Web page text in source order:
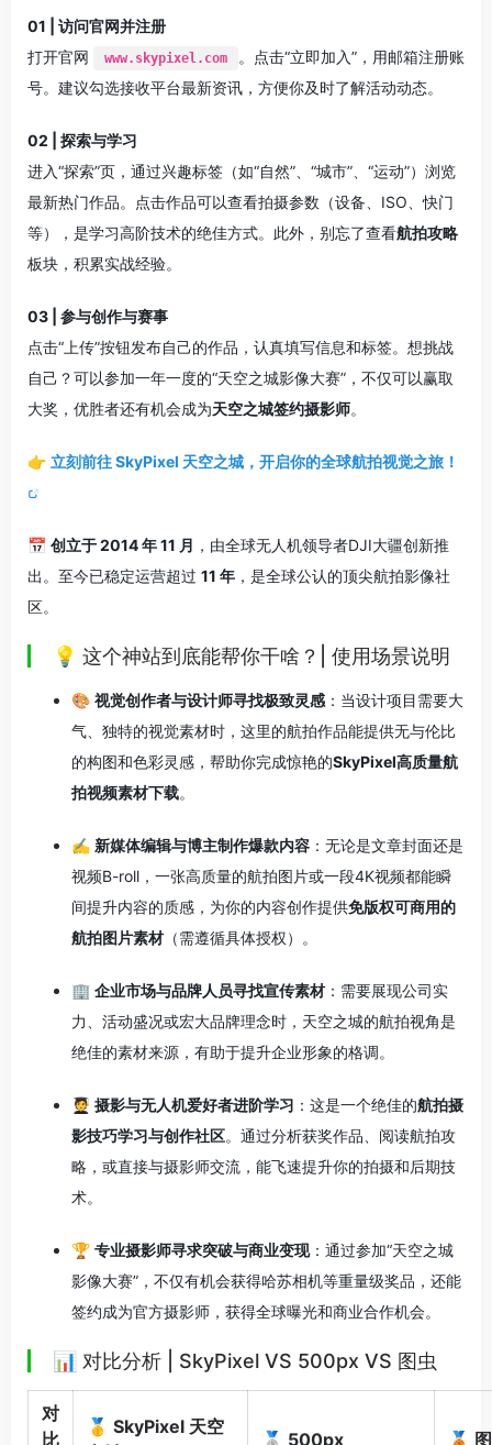
01 | 访问官网并注册
打开官网
www.skypixel.com
。点击“立即加入”，用邮箱注册账
号。建议勾选接收平台最新资讯，方便你及时了解活动动态。
02 | 探索与学习
进入“探索”页，通过兴趣标签（如“自然”、“城市”、“运动”）浏览
最新热门作品。点击作品可以查看拍摄参数（设备、ISO、快门
等），是学习高阶技术的绝佳方式。此外，别忘了查看航拍攻略
板块，积累实战经验。
03 | 参与创作与赛事
点击“上传”按钮发布自己的作品，认真填写信息和标签。想挑战
自己？可以参加一年一度的“天空之城影像大赛”，不仅可以赢取
大奖，优胜者还有机会成为天空之城签约摄影师。
👉 立刻前往 SkyPixel 天空之城，开启你的全球航拍视觉之旅！
📅 创立于 2014 年 11 月 ，由全球无人机领导者DJI大疆创新推
出 。至今已稳定运营超过 11 年 ，是全球公认的顶尖航拍影像社
区。
💡 这个神站到底能帮你干啥？| 使用场景说明
🎨 视觉创作者与设计师寻找极致灵感 ：当设计项目需要大
气、独特的视觉素材时，这里的航拍作品能提供无与伦比
的构图和色彩灵感，帮助你完成惊艳的SkyPixel高质量航
拍视频素材下载。
✍️ 新媒体编辑与博主制作爆款内容 ：无论是文章封面还是
视频B-roll，一张高质量的航拍图片或一段4K视频都能瞬
间提升内容的质感，为你的内容创作提供免版权可商用的
航拍图片素材 （需遵循具体授权）。
🏢 企业市场与品牌人员寻找宣传素材 ：需要展现公司实
力、活动盛况或宏大品牌理念时，天空之城的航拍视角是
绝佳的素材来源，有助于提升企业形象的格调。
🧑‍🎓 摄影与无人机爱好者进阶学习 ：这是一个绝佳的航拍摄
影技巧学习与创作社区。通过分析获奖作品、阅读航拍攻
略，或直接与摄影师交流，能飞速提升你的拍摄和后期技
术。
🏆 专业摄影师寻求突破与商业变现：通过参加“天空之城
影像大赛”，不仅有机会获得哈苏相机等重量级奖品 ，还能
签约成为官方摄影师，获得全球曝光和商业合作机会。
📊 对比分析 | SkyPixel VS 500px VS 图虫
对
比
🥇 SkyPixel 天空
🥈 500px 🥉